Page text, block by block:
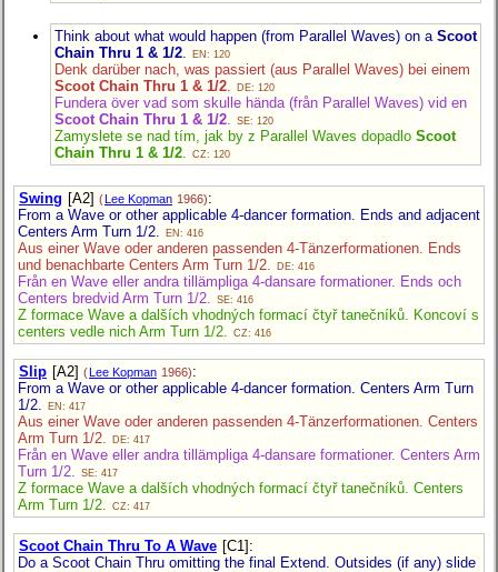
Think about what would happen (from Parallel Waves) on a Scoot
Chain Thru 1 & 1/2
EN: 120
Denk darüber nach, was passiert (aus Parallel Waves) bei einem
Scoot Chain Thru 1 & 1/2
DE: 120
Fundera över vad som skulle hända (från Parallel Waves) vid en
Scoot Chain Thru 1 & 1/2
SE: 120
Zamyslete se nad tím, jak by z Parallel Waves dopadlo Scoot
Chain Thru 1 & 1/2
CZ: 120
Swing [A2] (Lee Kopman 1966):
From a Wave or other applicable 4-dancer formation. Ends and adjacent
Centers Arm Turn 1/2.
EN: 416
Aus einer Wave oder anderen passenden 4-Tänzerformationen. Ends
und benachbarte Centers Arm Turn 1/2.
DE: 416
Från en Wave eller andra tillämpliga 4-dansare formationer. Ends och
Centers bredvid Arm Turn 1/2.
SE: 416
Z formace Wave a dalších vhodných formací čtyř tanečníků. Koncoví s
centers vedle nich Arm Turn 1/2.
CZ: 416
Slip [A2] ( Lee Kopman 1966):
From a Wave or other applicable 4-dancer formation. Centers Arm Turn
1/2.
EN: 417
Aus einer Wave oder anderen passenden 4-Tänzerformationen. Centers
Arm Turn 1/2.
DE: 417
Från en Wave eller andra tillämpliga 4-dansare formationer. Centers Arm
Turn 1/2. SE: 417
Z formace Wave a dalších vhodných formací čtyř tanečníků. Centers
Arm Turn 1/2. CZ: 417
Scoot Chain Thru To A Wave [C1]:
Do a Scoot Chain Thru omitting the final Extend. Outsides (if any) slide